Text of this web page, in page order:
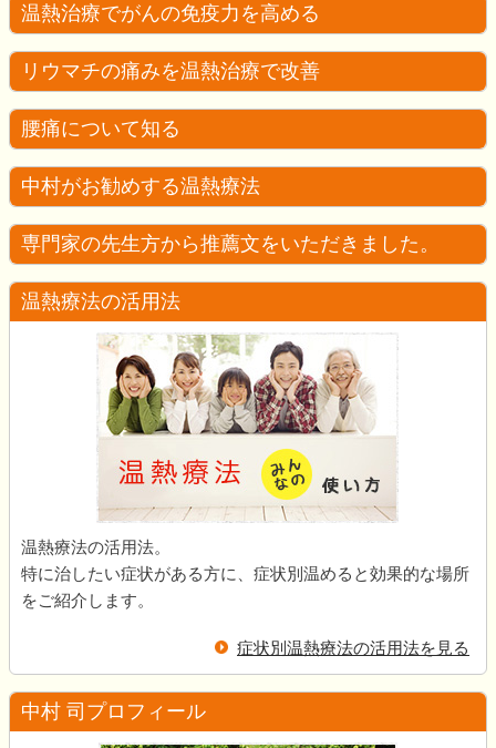
温熱治療でがんの免疫力を高める
リウマチの痛みを温熱治療で改善
腰痛について知る
中村がお勧めする温熱療法
専門家の先生方から推薦文をいただきました。
温熱療法の活用法
温熱療法の活用法。
特に治したい症状がある方に、症状別温めると効果的な場所
をご紹介します。
症状別温熱療法の活用法を見る
中村 司プロフィール